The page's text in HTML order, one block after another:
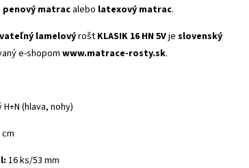
penový matrac alebo latexový matrac.
lamelovýrošt KLASIK 16 HN 5Vje slovenský
e-shopom www.matrace-rosty.sk.
(hlava, nohy)
16 ks/53 mm